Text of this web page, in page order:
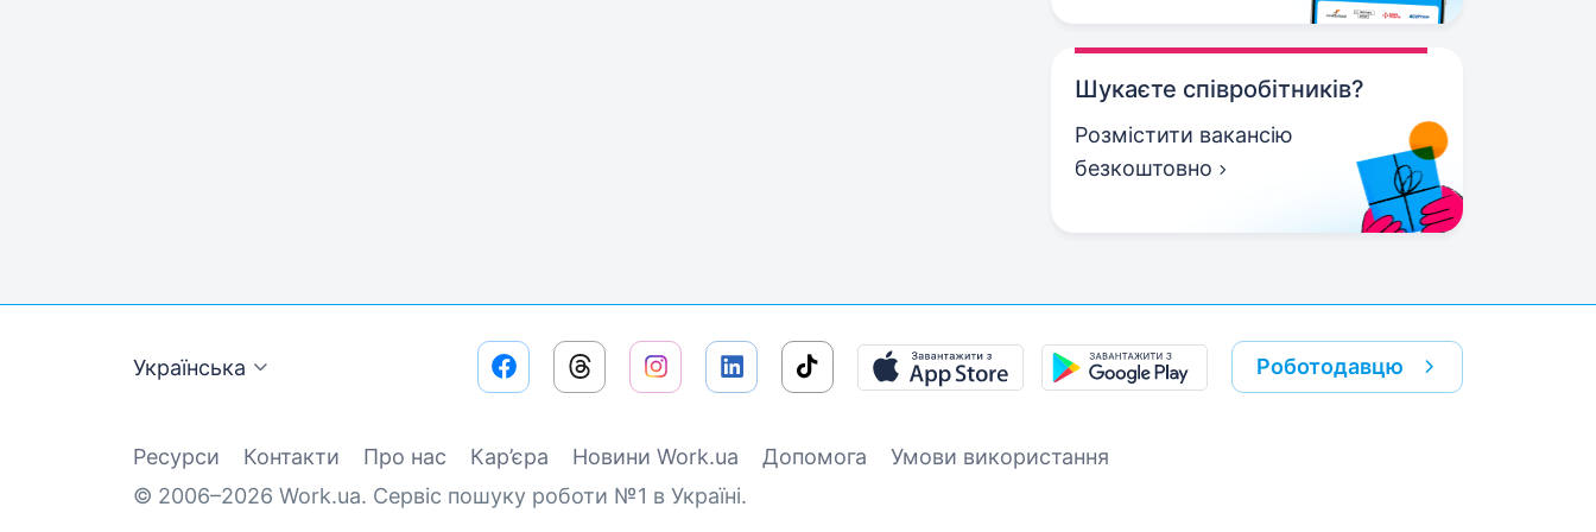
Шукаєте співробітників?
Розмістити вакансію
безкоштовно
Українська Роботодавцю
Ресурси Контакти Про нас Кар’єра Новини Work.ua Допомога
Умови використання
© 2006–2026 Work.ua. Сервіс пошуку роботи №1 в Україні.